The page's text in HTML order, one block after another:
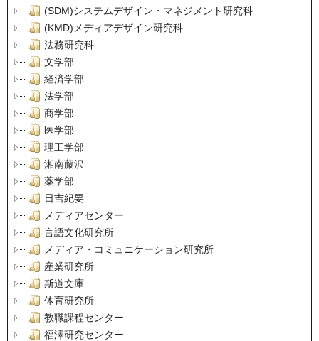
(SDM)システムデザイン・マネジメント研究科
(KMD)メディアデザイン研究科
法務研究科
文学部
経済学部
法学部
商学部
医学部
理工学部
湘南藤沢
薬学部
日吉紀要
メディアセンター
言語文化研究所
メディア・コミュニケーション研究所
産業研究所
斯道文庫
体育研究所
教職課程センター
福澤研究センター